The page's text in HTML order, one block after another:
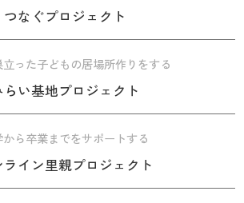
つなぐプロジェクト
った子どもの居場所作りをする
らい基地プロジェクト
から卒業までをサポートする
ライン里親プロジェクト